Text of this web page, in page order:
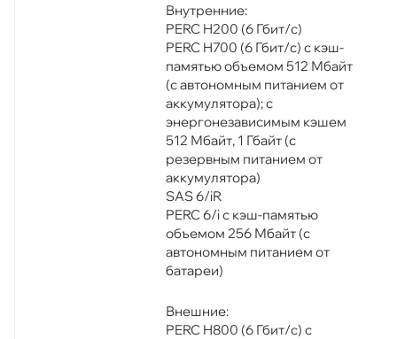
Внутренние:
PERC H200 (6 Гбит/с)
PERC H700 (6 Гбит/с) с кэш-
памятью объемом 512 Мбайт
(с автономным питанием от
аккумулятора); с
энергонезависимым кэшем
512 Мбайт, 1 Гбайт (с
резервным питанием от
аккумулятора)
SAS 6/iR
PERC 6/i с кэш-памятью
объемом 256 Мбайт (с
автономным питанием от
батареи)
Внешние:
PERC H800 (6 Гбит/с) с